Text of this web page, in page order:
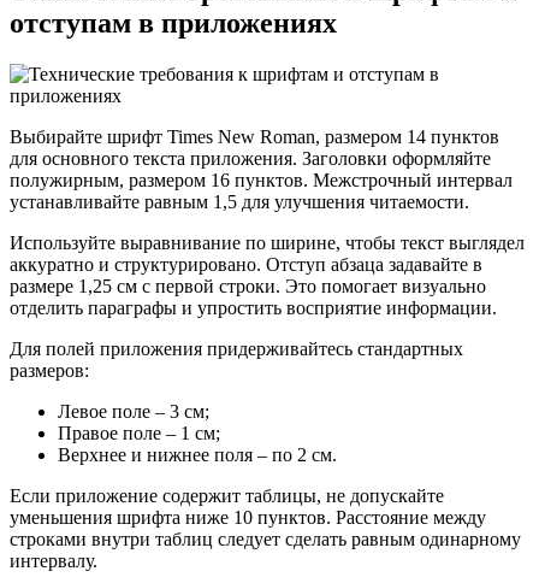
отступам в приложениях
Выбирайте шрифт Times New Roman, размером 14 пунктов
для основного текста приложения. Заголовки оформляйте
полужирным, размером 16 пунктов. Межстрочный интервал
устанавливайте равным 1,5 для улучшения читаемости.
Используйте выравнивание по ширине, чтобы текст выглядел
аккуратно и структурировано. Отступ абзаца задавайте в
размере 1,25 см с первой строки. Это помогает визуально
отделить параграфы и упростить восприятие информации.
Для полей приложения придерживайтесь стандартных
размеров:
Левое поле – 3 см;
Правое поле – 1 см;
Верхнее и нижнее поля – по 2 см.
Если приложение содержит таблицы, не допускайте
уменьшения шрифта ниже 10 пунктов. Расстояние между
строками внутри таблиц следует сделать равным одинарному
интервалу.